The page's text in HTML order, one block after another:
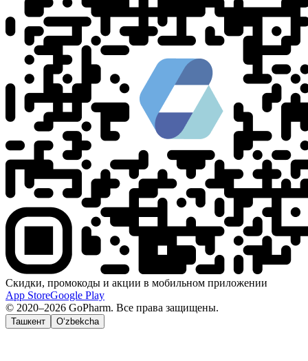
Скидки, промокоды и акции в мобильном приложении
App StoreGoogle Play
© 2020–2026 GoPharm. Все права защищены.
Ташкент O‘zbekcha